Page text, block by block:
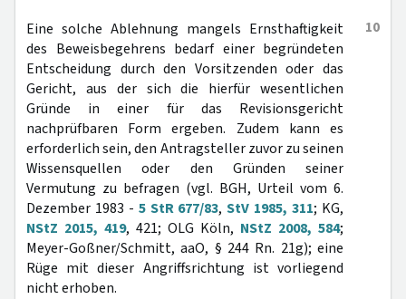
10
Eine solche Ablehnung mangels Ernsthaftigkeit
des Beweisbegehrens bedarf einer begründeten
Entscheidung durch den Vorsitzenden oder das
Gericht, aus der sich die hierfür wesentlichen
Gründe in einer für das Revisionsgericht
nachprüfbaren Form ergeben. Zudem kann es
erforderlich sein, den Antragsteller zuvor zu seinen
Wissensquellen oder den Gründen seiner
Vermutung zu befragen (vgl. BGH, Urteil vom 6.
Dezember 1983 - 5 StR 677/83,StV 1985, 311; KG,
NStZ 2015, 419, 421; OLG Köln, NStZ 2008, 584;
Meyer-Goßner/Schmitt, aaO, § 244 Rn. 21g); eine
Rüge mit dieser Angriffsrichtung ist vorliegend
nicht erhoben.